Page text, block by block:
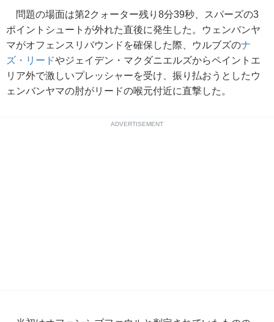
問題の場面は第2クォーター残り8分39秒、スパーズの3
ポイントシュートが外れた直後に発生した。ウェンバンヤ
マがオフェンスリバウンドを確保した際、ウルブズのナ
ズ・リードやジェイデン・マクダニエルズからペイントエ
リア外で激しいプレッシャーを受け、振り払おうとしたウ
ェンバンヤマの肘がリードの喉元付近に直撃した。
ADVERTISEMENT